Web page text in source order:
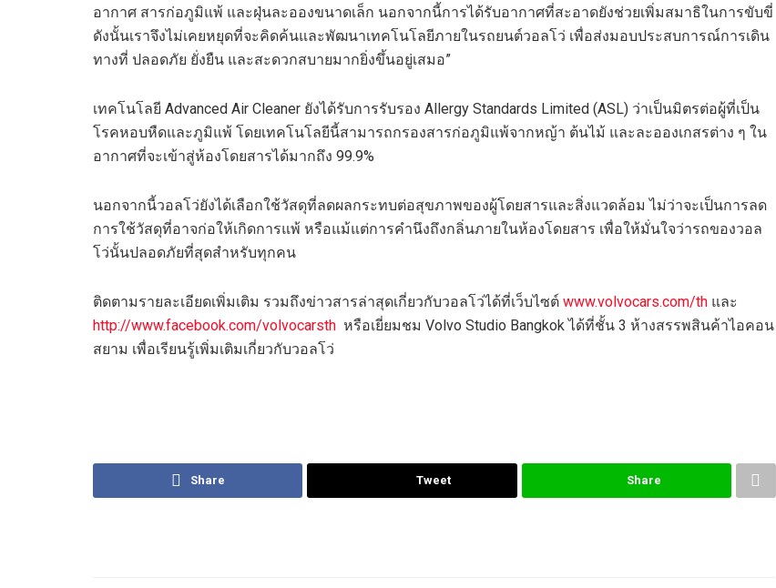
อากาศ สารก่อภูมิแพ้ และฝุ่นละอองขนาดเล็ก นอกจากนี้การได้รับอากาศที่สะอาดยังช่วยเพิ่มสมาธิในการขับขี่
ดังนั้นเราจึงไม่เคยหยุดที่จะคิดค้นและพัฒนาเทคโนโลยีภายในรถยนต์วอลโว่ เพื่อส่งมอบประสบการณ์การเดิน
ทางที่ ปลอดภัย ยั่งยืน และสะดวกสบายมากยิ่งขึ้นอยู่เสมอ”
เทคโนโลยี Advanced Air Cleaner ยังได้รับการรับรอง Allergy Standards Limited (ASL) ว่าเป็นมิตรต่อผู้ที่เป็น
โรคหอบหืดและภูมิแพ้ โดยเทคโนโลยีนี้สามารถกรองสารก่อภูมิแพ้จากหญ้า ต้นไม้ และละอองเกสรต่าง ๆ ใน
อากาศที่จะเข้าสู่ห้องโดยสารได้มากถึง 99.9%
นอกจากนี้วอลโว่ยังได้เลือกใช้วัสดุที่ลดผลกระทบต่อสุขภาพของผู้โดยสารและสิ่งแวดล้อม ไม่ว่าจะเป็นการลด
การใช้วัสดุที่อาจก่อให้เกิดการแพ้ หรือแม้แต่การคำนึงถึงกลิ่นภายในห้องโดยสาร เพื่อให้มั่นใจว่ารถของวอล
โว่นั้นปลอดภัยที่สุดสำหรับทุกคน
ติดตามรายละเอียดเพิ่มเติม รวมถึงข่าวสารล่าสุดเกี่ยวกับวอลโว่ได้ที่เว็บไซต์ www.volvocars.com/th และ
http://www.facebook.com/volvocarsth หรือเยี่ยมชม Volvo Studio Bangkok ได้ที่ชั้น 3 ห้างสรรพสินค้าไอคอน
สยาม เพื่อเรียนรู้เพิ่มเติมเกี่ยวกับวอลโว่
Share Tweet Share